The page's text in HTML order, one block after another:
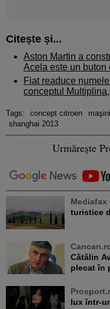
Citește și...
Aston Martin a
Acela este un buton
Fiat readuce
conceptul
Tags: concept citroen
shanghai 2013
Urmărește
Mediafax • Italia
turistice
Cătălin
plecat în
lux într-